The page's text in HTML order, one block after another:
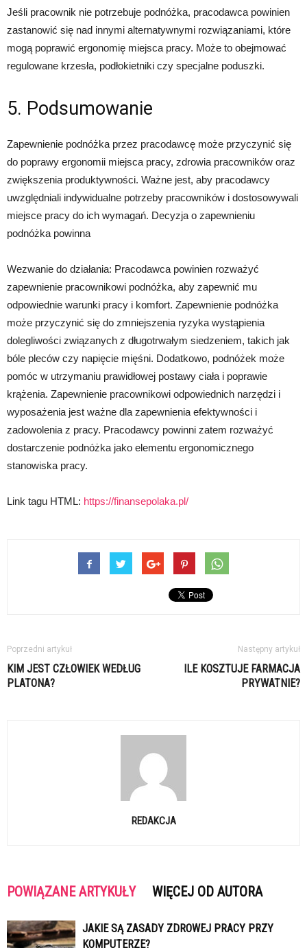
Jeśli pracownik nie potrzebuje podnóżka, pracodawca powinien
zastanowić się nad innymi alternatywnymi rozwiązaniami, które
mogą poprawić ergonomię miejsca pracy. Może to obejmować
regulowane krzesła, podłokietniki czy specjalne poduszki.
5. Podsumowanie
Zapewnienie podnóżka przez pracodawcę może przyczynić się
do poprawy ergonomii miejsca pracy, zdrowia pracowników oraz
zwiększenia produktywności. Ważne jest, aby pracodawcy
uwzględniali indywidualne potrzeby pracowników i dostosowywali
miejsce pracy do ich wymagań. Decyzja o zapewnieniu
podnóżka powinna
Wezwanie do działania: Pracodawca powinien rozważyć
zapewnienie pracownikowi podnóżka, aby zapewnić mu
odpowiednie warunki pracy i komfort. Zapewnienie podnóżka
może przyczynić się do zmniejszenia ryzyka wystąpienia
dolegliwości związanych z długotrwałym siedzeniem, takich jak
bóle pleców czy napięcie mięśni. Dodatkowo, podnóżek może
pomóc w utrzymaniu prawidłowej postawy ciała i poprawie
krążenia. Zapewnienie pracownikowi odpowiednich narzędzi i
wyposażenia jest ważne dla zapewnienia efektywności i
zadowolenia z pracy. Pracodawcy powinni zatem rozważyć
dostarczenie podnóżka jako elementu ergonomicznego
stanowiska pracy.
Link tagu HTML: https://finansepolaka.pl/
Poprzedni artykuł
KIM JEST CZŁOWIEK WEDŁUG
PLATONA?
Następny artykuł
ILE KOSZTUJE FARMACJA
PRYWATNIE?
REDAKCJA
POWIĄZANE ARTYKUŁY WIĘCEJ OD AUTORA
JAKIE SĄ ZASADY ZDROWEJ PRACY PRZY
KOMPUTERZE?